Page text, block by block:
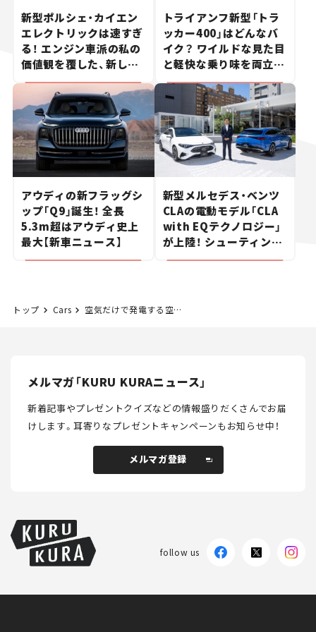
新型ポルシェ・カイエン
エレクトリックは速すぎ
る！ エンジン車派の私の
価値観を覆した、新しい
ポルシェの走り。
トライアンフ新型「トラ
ッカー400」はどんなバ
イク？ ワイルドな見た目
と軽快な乗り味を両立し
た400ccフラットトラッ
カー【試乗レビュー】
アウディの新フラッグシ
ップ「Q9」誕生！ 全長
5.3m超はアウディ史上
最大【新車ニュース】
新型メルセデス・ベンツ
CLAの電動モデル「CLA
with EQテクノロジー」
が上陸！ シューティング
ブレークも発売【新車ニ
トップ Cars 空気だけで発電する空気発電池「AETERNUS（エイターナス）」とは【オフィス防災EXPO 2019】
メルマガ「KURU KURAニュース」
新着記事やプレゼントクイズなどの情報盛りだくさんでお届
けします。耳寄りなプレゼントキャンペーンもお知らせ中！
メルマガ登録
follow us